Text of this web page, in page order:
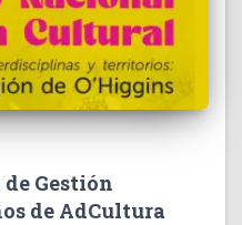
Gestión
de AdCultura